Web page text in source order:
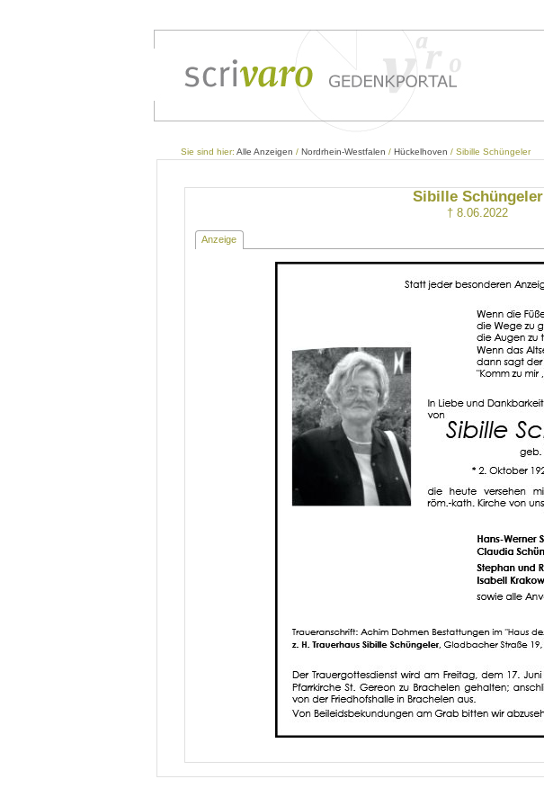
Sie sind hier: Alle Anzeigen / Nordrhein-Westfalen / Hückelhoven / Sibille Schüngeler
Sibille Schüngeler
† 8.06.2022
Anzeige